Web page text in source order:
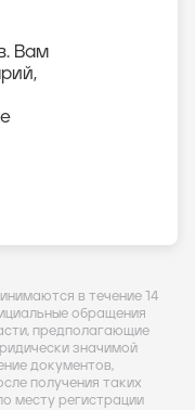
Вам
в течение 14
обращения
предполагающие
значимой
документов,
получения таких
месту регистрации